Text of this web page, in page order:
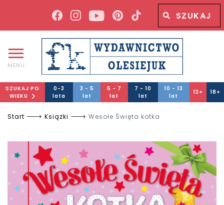
Wyszukiwana fraza
MENU
SZUKAJ PO
WIEKU
0-3
lata
3 - 5
lat
5 - 7
lat
7 - 10
lat
10 - 13
lat
13+ 18+
Start Książki Wesołe Święta kotka